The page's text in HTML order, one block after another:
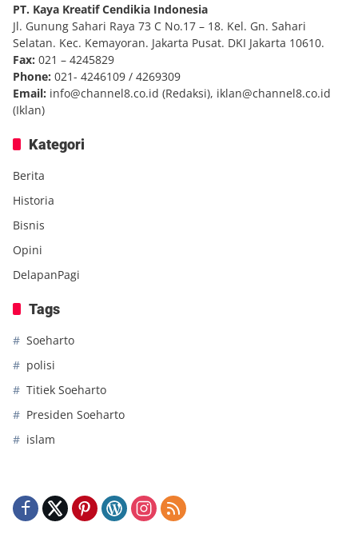
PT. Kaya Kreatif Cendikia Indonesia
Jl. Gunung Sahari Raya 73 C No.17 – 18. Kel. Gn. Sahari
Selatan. Kec. Kemayoran. Jakarta Pusat. DKI Jakarta 10610.
Fax: 021 – 4245829
Phone: 021- 4246109 / 4269309
Email: info@channel8.co.id (Redaksi), iklan@channel8.co.id
(Iklan)
Kategori
Berita
Historia
Bisnis
Opini
DelapanPagi
Tags
Soeharto
polisi
Titiek Soeharto
Presiden Soeharto
islam